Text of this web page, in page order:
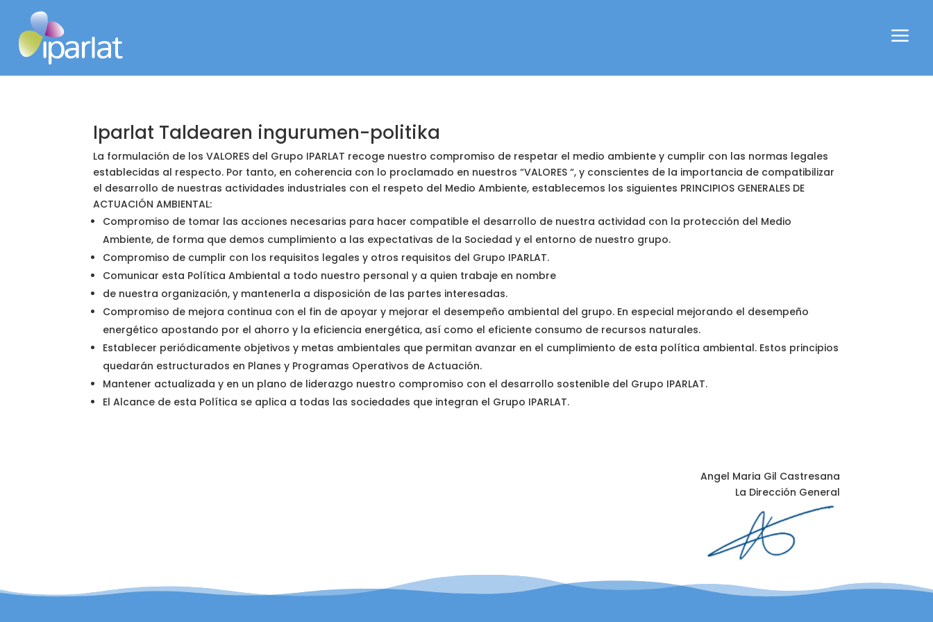
a
Iparlat Taldearen ingurumen-politika
Iparlat Taldearen ingurumen-politika
La formulación de los VALORES del Grupo IPARLAT recoge nuestro compromiso de respetar el medio ambiente y cumplir con las normas legales
establecidas al respecto. Por tanto, en coherencia con lo proclamado en nuestros “VALORES “, y conscientes de la importancia de compatibilizar
el desarrollo de nuestras actividades industriales con el respeto del Medio Ambiente, establecemos los siguientes PRINCIPIOS GENERALES DE
ACTUACIÓN AMBIENTAL:
Compromiso de tomar las acciones necesarias para hacer compatible el desarrollo de nuestra actividad con la protección del Medio
Ambiente, de forma que demos cumplimiento a las expectativas de la Sociedad y el entorno de nuestro grupo.
Compromiso de cumplir con los requisitos legales y otros requisitos del Grupo IPARLAT.
Comunicar esta Política Ambiental a todo nuestro personal y a quien trabaje en nombre
de nuestra organización, y mantenerla a disposición de las partes interesadas.
Compromiso de mejora continua con el fin de apoyar y mejorar el desempeño ambiental del grupo. En especial mejorando el desempeño
energético apostando por el ahorro y la eficiencia energética, así como el eficiente consumo de recursos naturales.
Establecer periódicamente objetivos y metas ambientales que permitan avanzar en el cumplimiento de esta política ambiental. Estos principios
quedarán estructurados en Planes y Programas Operativos de Actuación.
Mantener actualizada y en un plano de liderazgo nuestro compromiso con el desarrollo sostenible del Grupo IPARLAT.
El Alcance de esta Política se aplica a todas las sociedades que integran el Grupo IPARLAT.
Angel Maria Gil Castresana
La Dirección General